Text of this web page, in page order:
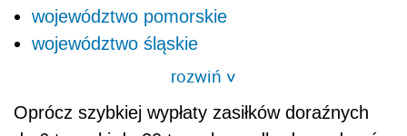
województwo pomorskie
województwo śląskie
rozwiń>
Oprócz szybkiej wypłaty zasiłków doraźnych